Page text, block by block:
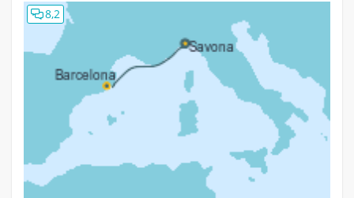
8,2